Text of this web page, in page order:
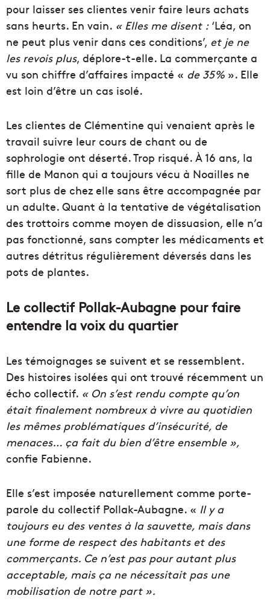
pour laisser ses clientes venir faire leurs achats
sans heurts. En vain. « Elles me disent :‘Léa, on
ne peut plus venir dans ces conditions’, et je ne
les revois plus, déplore-t-elle. La commerçante a
vu son chiffre d’affaires impacté « de 35% ». Elle
est loin d’être un cas isolé.
Les clientes de Clémentine qui venaient après le
travail suivre leur cours de chant ou de
sophrologie ont déserté. Trop risqué. À 16 ans, la
fille de Manon qui a toujours vécu à Noailles ne
sort plus de chez elle sans être accompagnée par
un adulte. Quant à la tentative de végétalisation
des trottoirs comme moyen de dissuasion, elle n’a
pas fonctionné, sans compter les médicaments et
autres détritus régulièrement déversés dans les
pots de plantes.
Le collectif Pollak-Aubagne pour faire
entendre la voix du quartier
Les témoignages se suivent et se ressemblent.
Des histoires isolées qui ont trouvé récemment un
écho collectif. « On s’est rendu compte qu’on
était finalement nombreux à vivre au quotidien
les mêmes problématiques d’insécurité, de
menaces… ça fait du bien d’être ensemble »,
confie Fabienne.
Elle s’est imposée naturellement comme porte-
parole du collectif Pollak-Aubagne. « Il y a
toujours eu des ventes à la sauvette, mais dans
une forme de respect des habitants et des
commerçants. Ce n’est pas pour autant plus
acceptable, mais ça ne nécessitait pas une
mobilisation de notre part ».